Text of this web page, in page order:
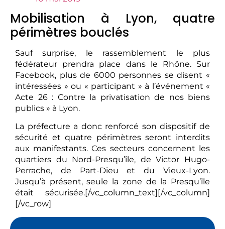
Mobilisation à Lyon, quatre
périmètres bouclés
Sauf surprise, le rassemblement le plus
fédérateur prendra place dans le Rhône. Sur
Facebook, plus de 6000 personnes se disent «
intéressées » ou « participant » à l’événement «
Acte 26 : Contre la privatisation de nos biens
publics » à Lyon.
La préfecture a donc renforcé son dispositif de
sécurité et quatre périmètres seront interdits
aux manifestants. Ces secteurs concernent les
quartiers du Nord-Presqu’île, de Victor Hugo-
Perrache, de Part-Dieu et du Vieux-Lyon.
Jusqu’à présent, seule la zone de la Presqu’île
était sécurisée.[/vc_column_text][/vc_column]
[/vc_row]